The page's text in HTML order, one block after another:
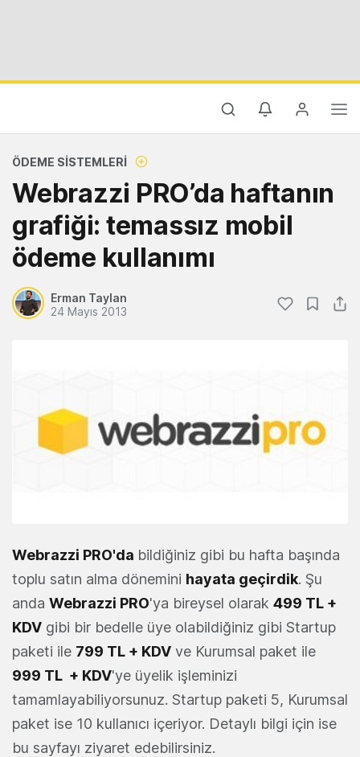
ÖDEME SISTEMLERI
Webrazzi PRO’da haftanın
grafiği: temassız mobil
ödeme kullanımı
Erman Taylan
24 Mayıs 2013
Webrazzi PRO'da bildiğiniz gibi bu hafta başında
toplu satın alma dönemini hayata geçirdik. Şu
anda Webrazzi PRO'ya bireysel olarak 499 TL +
KDV gibi bir bedelle üye olabildiğiniz gibi Startup
paketi ile 799 TL + KDV ve Kurumsal paket ile
999 TL + KDV'ye üyelik işleminizi
tamamlayabiliyorsunuz. Startup paketi 5, Kurumsal
paket ise 10 kullanıcı içeriyor. Detaylı bilgi için ise
bu sayfayı ziyaret edebilirsiniz.